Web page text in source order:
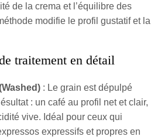
de la crema et l’équilibre des
modifie le profil gustatif et la
traitement en détail
: Le grain est dépulpé
: un café au profil net et clair,
vive. Idéal pour ceux qui
expressifs et propres en